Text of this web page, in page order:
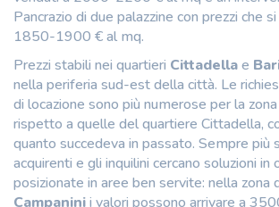
Pancrazio di due palazzine con prezzi che
1850-1900 € al mq.
Prezzi stabili nei quartieri Cittadellae
nella periferia sud-est della città. Le
di locazione sono più numerose per la
rispetto a quelle del quartiere Cittadella,
quanto succedeva in passato. Sempre più
acquirenti e gli inquilini cercano soluzioni
posizionate in aree ben servite: nella zona
Campaninii valori possono arrivare a